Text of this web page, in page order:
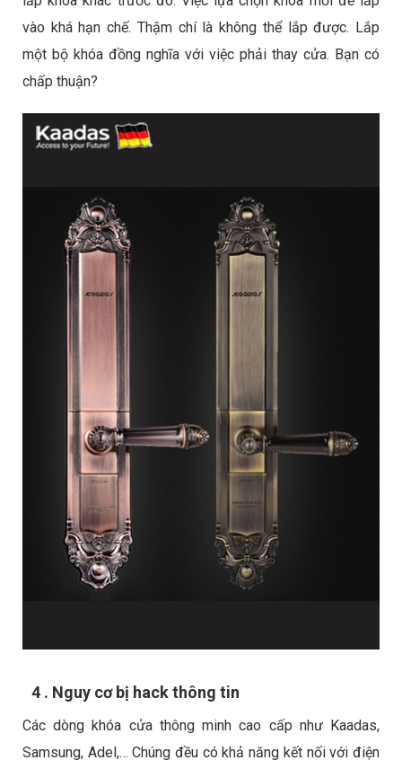
vào khá hạn chế. Thậm chí là không thể lắp được. Lắp
một bộ khóa đồng nghĩa với việc phải thay cửa. Bạn có
chấp thuận?
4 . Nguy cơ bị hack thông tin
Các dòng khóa cửa thông minh cao cấp như Kaadas,
Samsung, Adel,… Chúng đều có khả năng kết nối với điện